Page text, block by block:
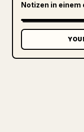
Notizen in